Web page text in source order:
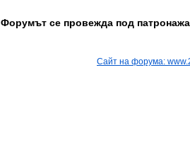
Форумът се провежда под
Сайт на форума: